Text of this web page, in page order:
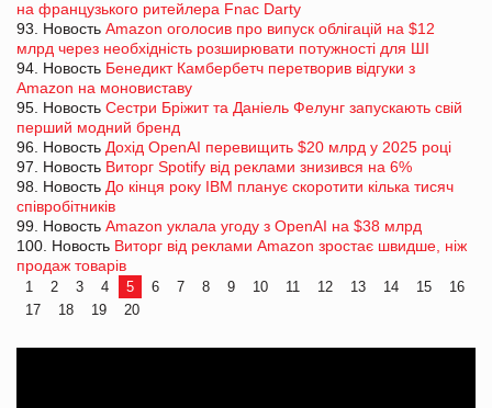
на французького ритейлера Fnac Darty
93. Новость Amazon оголосив про випуск облігацій на $12
млрд через необхідність розширювати потужності для ШІ
94. Новость Бенедикт Камбербетч перетворив відгуки з
Amazon на моновиставу
95. Новость Сестри Бріжит та Даніель Фелунг запускають свій
перший модний бренд
96. Новость Дохід OpenAI перевищить $20 млрд у 2025 році
97. Новость Виторг Spotify від реклами знизився на 6%
98. Новость До кінця року IBM планує скоротити кілька тисяч
співробітників
99. Новость Amazon уклала угоду з OpenAI на $38 млрд
100. Новость Виторг від реклами Amazon зростає швидше, ніж
продаж товарів
1 2 3 4 5 6 7 8 9 10 11 12 13 14 15
16
17
18 19 20